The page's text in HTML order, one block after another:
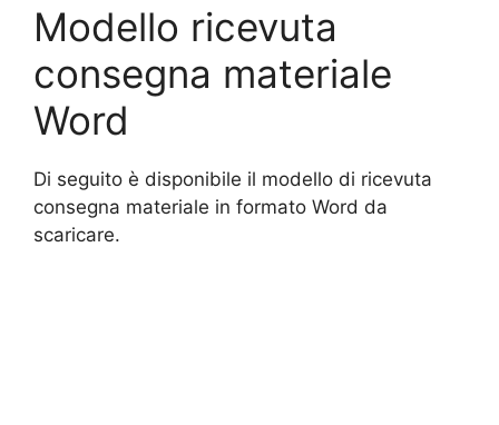
Modello ricevuta
consegna materiale
Word
Di seguito è disponibile il modello di ricevuta
consegna materiale in formato Word da
scaricare.